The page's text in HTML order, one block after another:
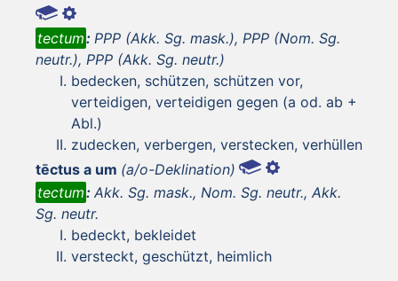
tectum: PPP (Akk. Sg. mask.), PPP (Nom. Sg.
neutr.), PPP (Akk. Sg. neutr.)
bedecken, schützen, schützen vor,
verteidigen, verteidigen gegen (a od. ab +
Abl.)
zudecken, verbergen, verstecken, verhüllen
tēctus a um (a/o-Deklination)
tectum: Akk. Sg. mask., Nom. Sg. neutr., Akk.
Sg. neutr.
bedeckt, bekleidet
versteckt, geschützt, heimlich